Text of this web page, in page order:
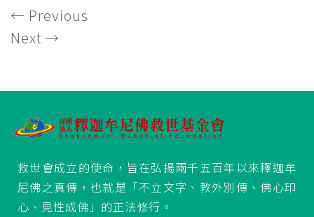
← Previous
Next →
救世會成立的使命，旨在弘揚兩千五百年以來釋迦牟
尼佛之真傳，也就是「不立文字、教外別傳、佛心印
心、見性成佛」的正法修行。